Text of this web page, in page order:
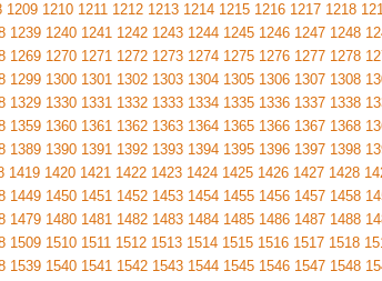
1209 1210 1211 1212 1213 1214 1215 1216 1217 1218
1239 1240 1241 1242 1243 1244 1245 1246 1247 1248
1269 1270 1271 1272 1273 1274 1275 1276 1277 1278
1299 1300 1301 1302 1303 1304 1305 1306 1307 1308
1329 1330 1331 1332 1333 1334 1335 1336 1337 1338
1359 1360 1361 1362 1363 1364 1365 1366 1367 1368
1389 1390 1391 1392 1393 1394 1395 1396 1397 1398
1419 1420 1421 1422 1423 1424 1425 1426 1427 1428
1449 1450 1451 1452 1453 1454 1455 1456 1457 1458
1479 1480 1481 1482 1483 1484 1485 1486 1487 1488
1509 1510 1511 1512 1513 1514 1515 1516 1517 1518
1539 1540 1541 1542 1543 1544 1545 1546 1547 1548